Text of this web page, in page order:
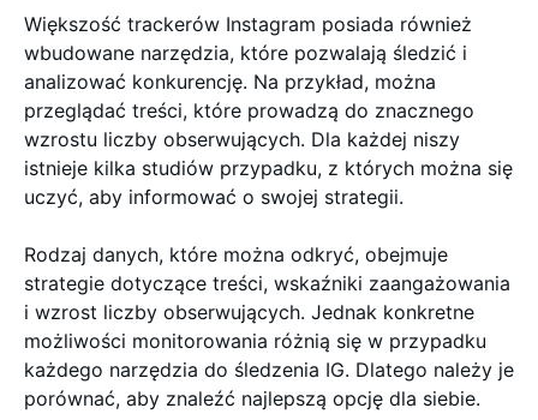
Większość trackerów Instagram posiada również
wbudowane narzędzia, które pozwalają śledzić i
analizować konkurencję. Na przykład, można
przeglądać treści, które prowadzą do znacznego
wzrostu liczby obserwujących. Dla każdej niszy
istnieje kilka studiów przypadku, z których można się
uczyć, aby informować o swojej strategii.
Rodzaj danych, które można odkryć, obejmuje
strategie dotyczące treści, wskaźniki zaangażowania
i wzrost liczby obserwujących. Jednak konkretne
możliwości monitorowania różnią się w przypadku
każdego narzędzia do śledzenia IG. Dlatego należy je
porównać, aby znaleźć najlepszą opcję dla siebie.